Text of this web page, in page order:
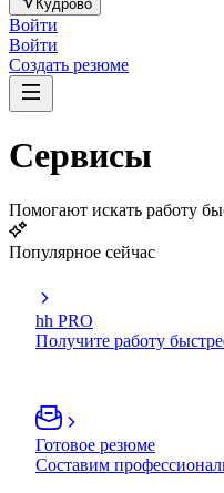
Кудрово
Войти
Войти
Создать резюме
Сервисы
Помогают искать работу
Популярное сейчас
hh PRO
Получите работу
Готовое резюме
Составим